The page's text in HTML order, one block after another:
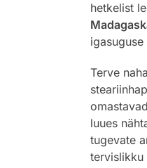
hetkelist
Terve
luues
tugevate
tervislikku